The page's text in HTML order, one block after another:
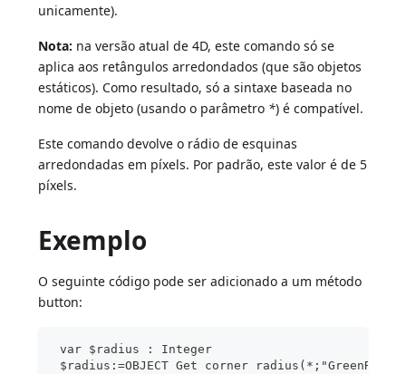
unicamente).
Nota: na versão atual de 4D, este comando só se
aplica aos retângulos arredondados (que são objetos
estáticos). Como resultado, só a sintaxe baseada no
nome de objeto (usando o parâmetro *) é compatível.
Este comando devolve o rádio de esquinas
arredondadas em píxels. Por padrão, este valor é de 5
píxels.
Exemplo
O seguinte código pode ser adicionado a um método
button:
var $radius : Integer
$radius:=OBJECT Get corner